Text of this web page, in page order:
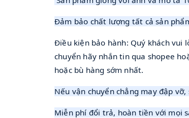
Đảm bảo chất lượng tất cả sản
Điều kiện bảo hành: Quý khách vui
chuyển hãy nhắn tin qua shopee
hoặc bù hàng sớm nhất.
Nếu vận chuyển chẳng may đập
Miễn phí đổi trả, hoàn tiền với mọi